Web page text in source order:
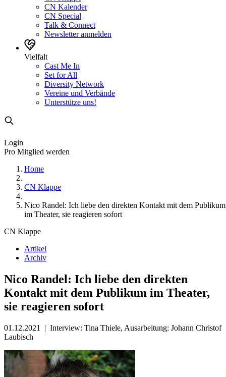
CN Kalender
CN Special
Talk & Connect
Newsletter anmelden
Vielfalt
Cast Me In
Set for All
Diversity Network
Vereine und Verbände
Unterstütze uns!
Login
Pro Mitglied werden
Home
CN Klappe
Nico Randel: Ich liebe den direkten Kontakt mit dem Publikum
im Theater, sie reagieren sofort
CN Klappe
Artikel
Archiv
Nico Randel: Ich liebe den direkten
Kontakt mit dem Publikum im Theater,
sie reagieren sofort
01.12.2021 | Interview: Tina Thiele, Ausarbeitung: Johann Christof
Laubisch